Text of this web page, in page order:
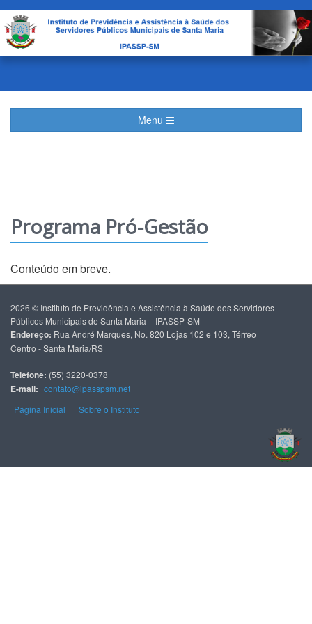
Menu
Programa Pró-Gestão
Conteúdo em breve.
2026 © Instituto de Previdência e Assistência à Saúde dos Servidores
Públicos Municipais de Santa Maria – IPASSP-SM
Endereço: Rua André Marques, No. 820 Lojas 102 e 103, Térreo
Centro - Santa Maria/RS
Telefone: (55) 3220-0378
E-mail: contato@ipasspsm.net
Página Inicial | Sobre o Instituto